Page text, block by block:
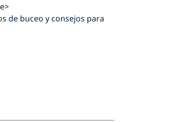
de buceo y consejos para